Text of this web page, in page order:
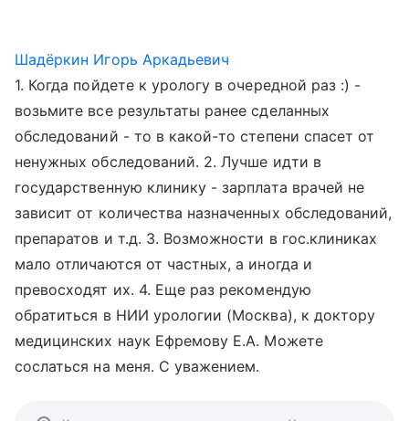
Шадёркин Игорь Аркадьевич
1. Когда пойдете к урологу в очередной раз :) -
возьмите все результаты ранее сделанных
обследований - то в какой-то степени спасет от
ненужных обследований. 2. Лучше идти в
государственную клинику - зарплата врачей не
зависит от количества назначенных обследований,
препаратов и т.д. 3. Возможности в гос.клиниках
мало отличаются от частных, а иногда и
превосходят их. 4. Еще раз рекомендую
обратиться в НИИ урологии (Москва), к доктору
медицинских наук Ефремову Е.А. Можете
сослаться на меня. С уважением.